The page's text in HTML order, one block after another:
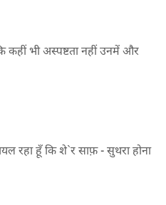
कहीं भी अस्पष्टता नहीं उनमें और
रहा हूँ कि शे`र साफ़ - सुथरा होना